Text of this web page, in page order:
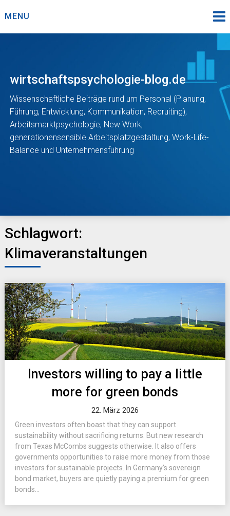
toMENU
wirtschaftspsychologie-blog.de
Wissenschaftliche Beiträge rund um Personal (Planung,
Führung, Entwicklung, Kommunikation, Recruiting),
Arbeitsmarktpsychologie, New Work,
generationensensible Arbeitsplatzgestaltung, Work-Life-
Balance und Unternehmensführung
Schlagwort:
Klimaveranstaltungen
Investors willing to pay a little
more for green bonds
22. März 2026
Green investors often boast that they can support
sustainability without sacrificing returns. But new research
from Texas McCombs suggests otherwise. It also offers
governments opportunities to raise more money from those
investors for sustainable projects. In Germany’s sovereign
bond market, buyers are quietly paying a premium for green
bonds...